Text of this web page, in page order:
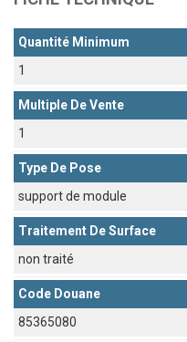
Quantité Minimum
1
Multiple De Vente
1
Type De Pose
support de module
Traitement De Surface
non traité
Code Douane
85365080